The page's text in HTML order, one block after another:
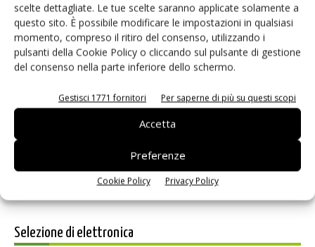
scelte dettagliate. Le tue scelte saranno applicate solamente a
questo sito. È possibile modificare le impostazioni in qualsiasi
momento, compreso il ritiro del consenso, utilizzando i
pulsanti della Cookie Policy o cliccando sul pulsante di gestione
del consenso nella parte inferiore dello schermo.
Gestisci 1771 fornitori Per saperne di più su questi scopi
Accetta
Preferenze
Cookie Policy Privacy Policy
prossimi commenti.
Selezione di elettronica